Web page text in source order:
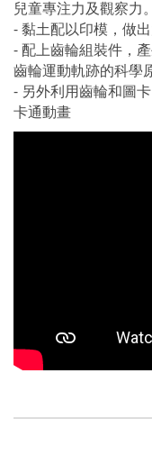
兒童專注力及觀察力。
- 黏土配以印模，做
- 配上齒輪組裝件，
齒輪運動軌跡的科學
- 另外利用齒輪和圖
卡通動畫